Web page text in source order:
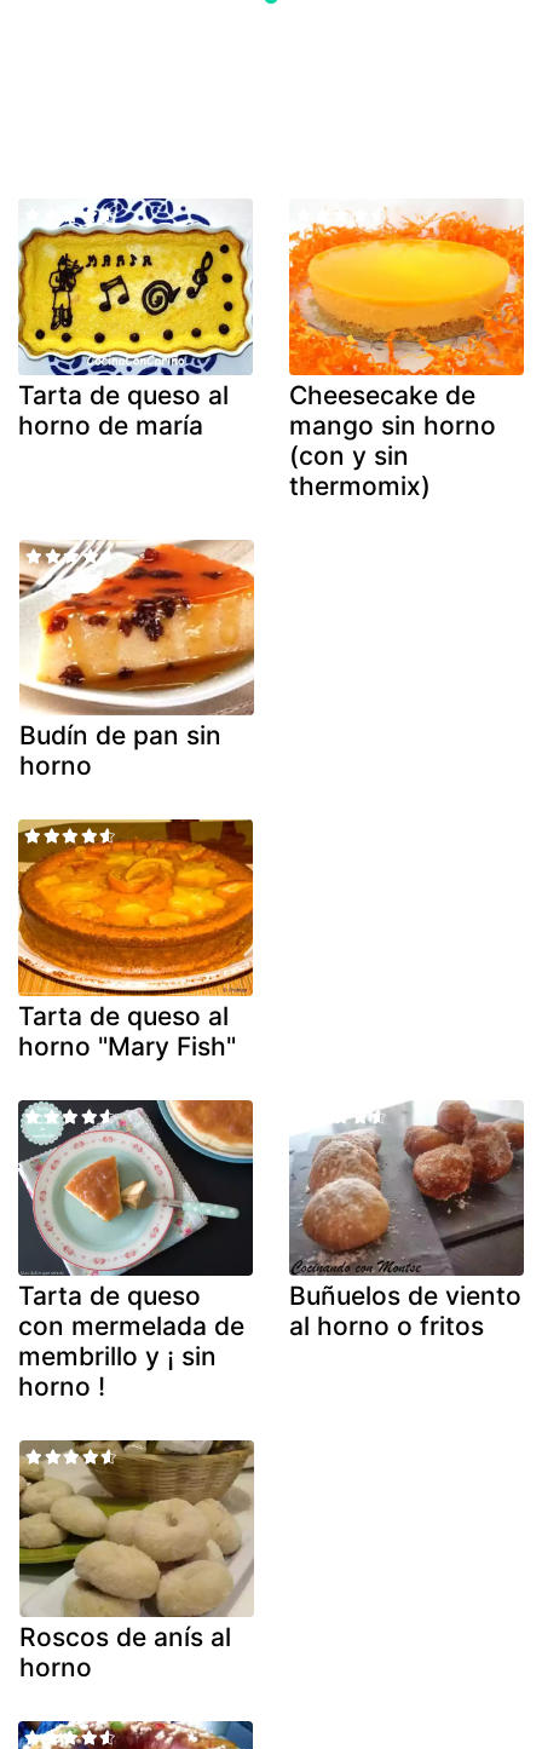
Tarta de queso al
horno de maría
Cheesecake de
mango sin horno
(con y sin
thermomix)
Budín de pan sin
horno
Tarta de queso al
horno "Mary Fish"
Tarta de queso
con mermelada de
membrillo y ¡ sin
horno !
Buñuelos de viento
al horno o fritos
Roscos de anís al
horno